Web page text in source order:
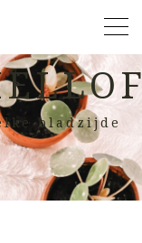
bladzijde